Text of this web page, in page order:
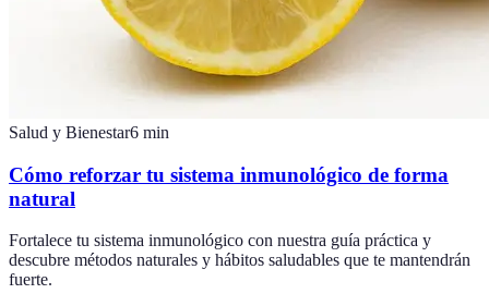
Salud y Bienestar6 min
Cómo reforzar tu sistema inmunológico de forma
natural
Fortalece tu sistema inmunológico con nuestra guía práctica y
descubre métodos naturales y hábitos saludables que te mantendrán
fuerte.